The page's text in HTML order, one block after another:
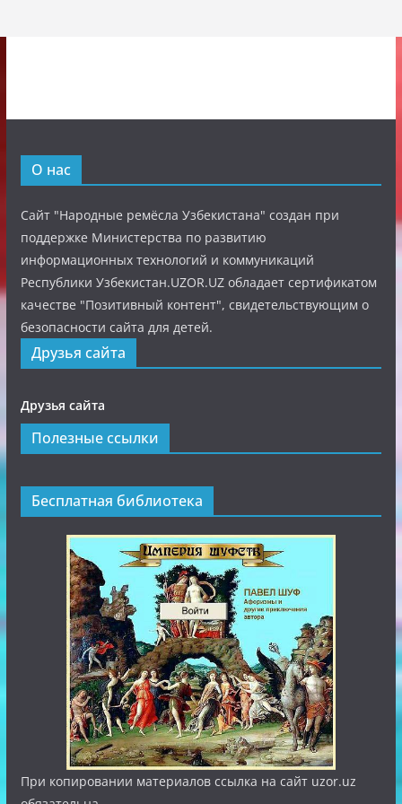
О нас
Сайт "Народные ремёсла Узбекистана" создан при
поддержке Министерства по развитию
информационных технологий и коммуникаций
Республики Узбекистан.UZOR.UZ обладает сертификатом
качестве "Позитивный контент", свидетельствующим о
безопасности сайта для детей.
Друзья сайта
Друзья сайта
Полезные ссылки
Бесплатная библиотека
При копировании материалов ссылка на сайт uzor.uz